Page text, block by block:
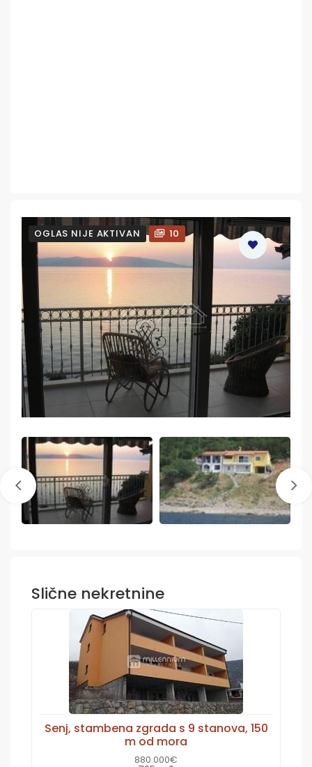
OGLAS NIJE AKTIVAN 10
Slične nekretnine
Senj, stambena zgrada s 9 stanova, 150
m od mora
880.000€